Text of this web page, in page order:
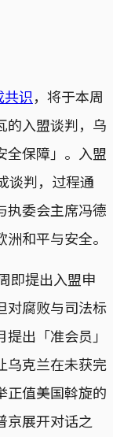
共识，将于本周
的入盟谈判，乌
全保障」。入盟
谈判，过程通
执委会主席冯德
和平与安全。
即提出入盟申
对腐败与司法标
出「准会员」
乌克兰在未获完
正值美国斡旋的
京展开对话之